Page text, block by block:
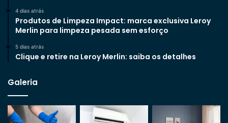
4 dias atrás
Produtos de Limpeza Impact: marca exclusiva Leroy
Merlin para limpeza pesada sem esforço
5 dias atrás
Clique e retire na Leroy Merlin: saiba os detalhes
Galeria